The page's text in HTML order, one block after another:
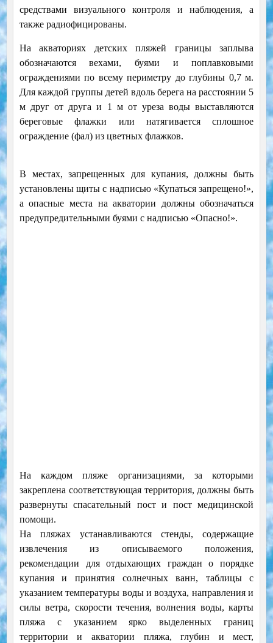
средствами визуального контроля и наблюдения, а
также радиофицированы.
На акваториях детских пляжей границы заплыва
обозначаются вехами, буями и поплавковыми
ограждениями по всему периметру до глубины 0,7 м.
Для каждой группы детей вдоль берега на расстоянии 5
м друг от друга и 1 м от уреза воды выставляются
береговые флажки или натягивается сплошное
ограждение (фал) из цветных флажков.
В местах, запрещенных для купания, должны быть
установлены щиты с надписью «Купаться запрещено!»,
а опасные места на акватории должны обозначаться
предупредительными буями с надписью «Опасно!».
Нa каждом пляже организациями, за которыми
закреплена соответствующая территория, должны быть
развернуты спасательный пост и пост медицинской
помощи.
На пляжах устанавливаются стенды, содержащие
извлечения из описываемого положения,
рекомендации для отдыхающих граждан о порядке
купания и принятия солнечных ванн, таблицы с
указанием температуры воды и воздуха, направления и
силы ветра, скорости течения, волнения воды, карты
пляжа с указанием ярко выделенных границ
территории и акватории пляжа, глубин и мест,